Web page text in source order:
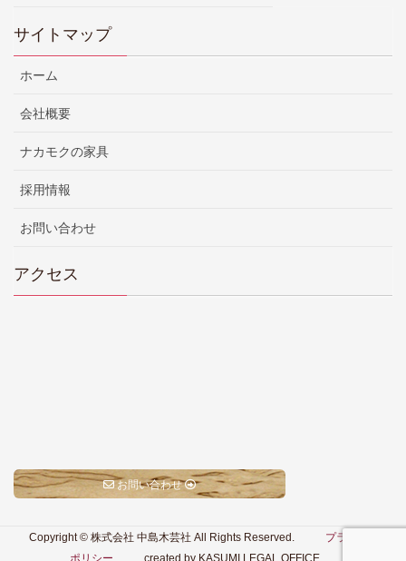
サイトマップ
ホーム
会社概要
ナカモクの家具
採用情報
お問い合わせ
アクセス
お問い合わせ
Copyright © 株式会社 中島木芸社 All Rights Reserved.
プライバシー
ポリシー
created by KASUMI LEGAL OFFICE.